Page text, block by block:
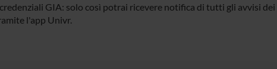
GIA: solo così potrai ricevere notifica di tutti gli avvisi
l'app Univr.